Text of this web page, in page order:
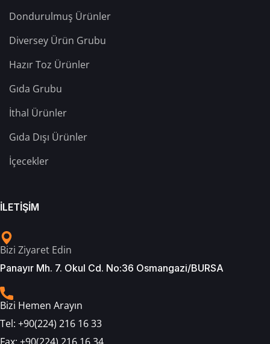
Dondurulmuş Ürünler
Diversey Ürün Grubu
Hazır Toz Ürünler
Gıda Grubu
İthal Ürünler
Gıda Dışı Ürünler
İçecekler
İLETİŞİM
Bizi Ziyaret Edin
Panayır Mh. 7. Okul Cd. No:36 Osmangazi/BURSA
Bizi Hemen Arayın
Tel: +90(224) 216 16 33